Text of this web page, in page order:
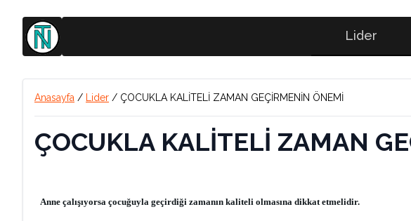
Lider
Anasayfa / Lider / ÇOCUKLA KALİTELİ ZAMAN GEÇİRMENİN ÖNEMİ
ÇOCUKLA KALİTELİ ZAMAN
Anne çalışıyorsa çocuğuyla geçirdiği zamanın kaliteli olmasına dikkat etmelidir.